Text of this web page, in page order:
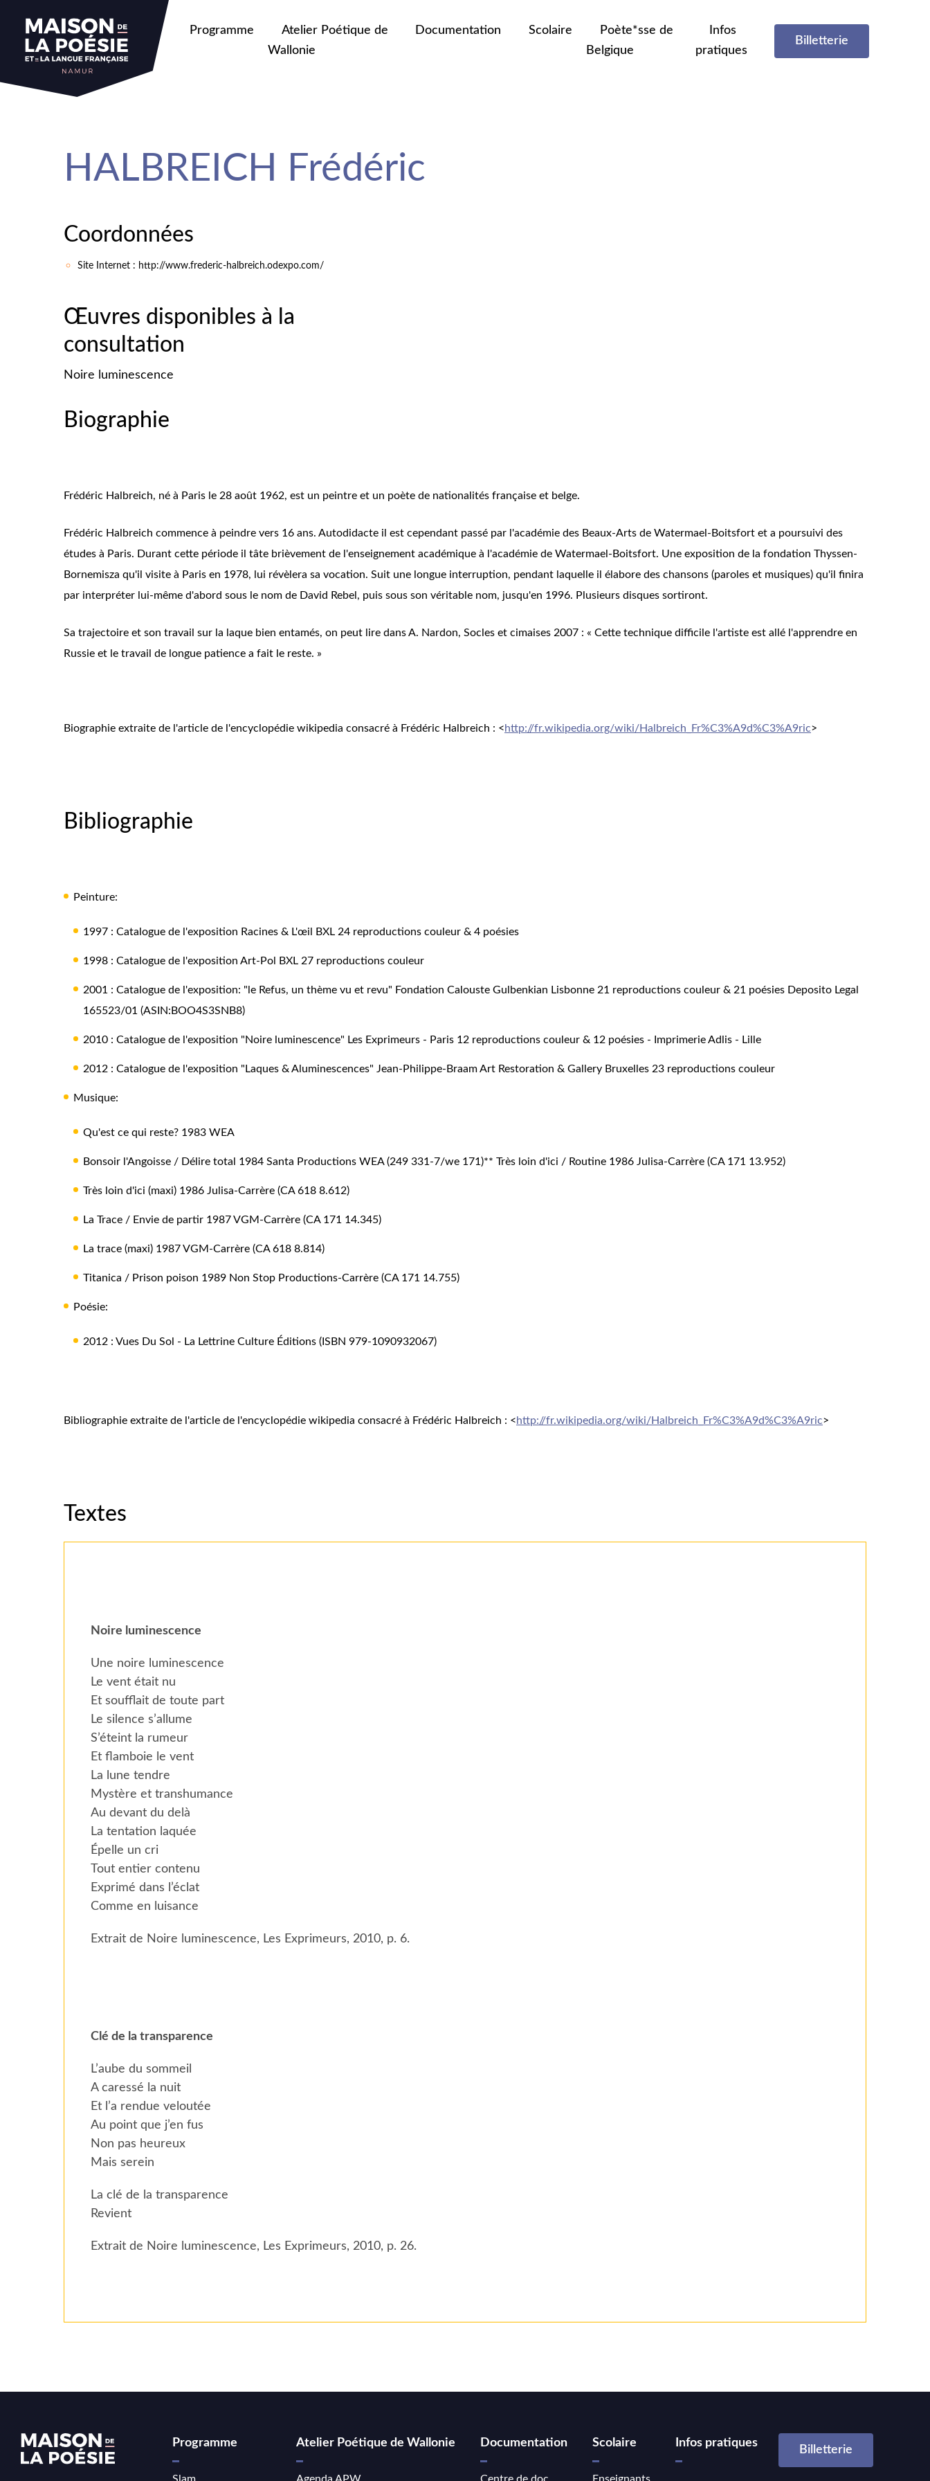
Programme
Atelier Poétique de
Wallonie
Documentation Scolaire
Poète*sse de
Belgique
Infos
pratiques
Billetterie
HALBREICH Frédéric
Coordonnées
Site Internet : http://www.frederic-halbreich.odexpo.com/
Œuvres disponibles à la
consultation
Noire luminescence
Biographie
Frédéric Halbreich, né à Paris le 28 août 1962, est un peintre et un poète de nationalités française et belge.
Frédéric Halbreich commence à peindre vers 16 ans. Autodidacte il est cependant passé par l'académie des Beaux-Arts de Watermael-Boitsfort et a poursuivi des
études à Paris. Durant cette période il tâte brièvement de l'enseignement académique à l'académie de Watermael-Boitsfort. Une exposition de la fondation Thyssen-
Bornemisza qu'il visite à Paris en 1978, lui révèlera sa vocation. Suit une longue interruption, pendant laquelle il élabore des chansons (paroles et musiques) qu'il finira
par interpréter lui-même d'abord sous le nom de David Rebel, puis sous son véritable nom, jusqu'en 1996. Plusieurs disques sortiront.
Sa trajectoire et son travail sur la laque bien entamés, on peut lire dans A. Nardon, Socles et cimaises 2007 : « Cette technique difficile l'artiste est allé l'apprendre en
Russie et le travail de longue patience a fait le reste. »
Biographie extraite de l'article de l'encyclopédie wikipedia consacré à Frédéric Halbreich : <http://fr.wikipedia.org/wiki/Halbreich_Fr%C3%A9d%C3%A9ric>
Bibliographie
Peinture:
1997 : Catalogue de l'exposition Racines & L'œil BXL 24 reproductions couleur & 4 poésies
1998 : Catalogue de l'exposition Art-Pol BXL 27 reproductions couleur
2001 : Catalogue de l'exposition: "le Refus, un thème vu et revu" Fondation Calouste Gulbenkian Lisbonne 21 reproductions couleur & 21 poésies Deposito Legal
165523/01 (ASIN:BOO4S3SNB8)
2010 : Catalogue de l'exposition "Noire luminescence" Les Exprimeurs - Paris 12 reproductions couleur & 12 poésies - Imprimerie Adlis - Lille
2012 : Catalogue de l'exposition "Laques & Aluminescences" Jean-Philippe-Braam Art Restoration & Gallery Bruxelles 23 reproductions couleur
Musique:
Qu'est ce qui reste? 1983 WEA
Bonsoir l'Angoisse / Délire total 1984 Santa Productions WEA (249 331-7/we 171)** Très loin d'ici / Routine 1986 Julisa-Carrère (CA 171 13.952)
Très loin d'ici (maxi) 1986 Julisa-Carrère (CA 618 8.612)
La Trace / Envie de partir 1987 VGM-Carrère (CA 171 14.345)
La trace (maxi) 1987 VGM-Carrère (CA 618 8.814)
Titanica / Prison poison 1989 Non Stop Productions-Carrère (CA 171 14.755)
Poésie:
2012 : Vues Du Sol - La Lettrine Culture Éditions (ISBN 979-1090932067)
Bibliographie extraite de l'article de l'encyclopédie wikipedia consacré à Frédéric Halbreich : <http://fr.wikipedia.org/wiki/Halbreich_Fr%C3%A9d%C3%A9ric>
Textes
Noire luminescence
Une noire luminescence
Le vent était nu
Et soufflait de toute part
Le silence s’allume
S’éteint la rumeur
Et flamboie le vent
La lune tendre
Mystère et transhumance
Au devant du delà
La tentation laquée
Épelle un cri
Tout entier contenu
Exprimé dans l’éclat
Comme en luisance
Extrait de Noire luminescence, Les Exprimeurs, 2010, p. 6.
Clé de la transparence
L’aube du sommeil
A caressé la nuit
Et l’a rendue veloutée
Au point que j’en fus
Non pas heureux
Mais serein
La clé de la transparence
Revient
Extrait de Noire luminescence, Les Exprimeurs, 2010, p. 26.
Programme
Slam
Atelier Poétique de Wallonie
Agenda APW
Documentation
Centre de doc
Scolaire
Enseignants
Infos pratiques
Billetterie